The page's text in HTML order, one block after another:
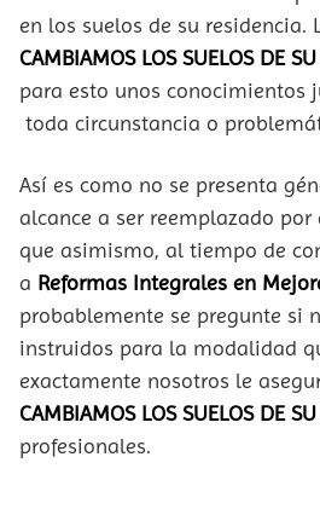
en los suelos de su residencia.
CAMBIAMOS LOS SUELOS DE
para esto unos conocimientos
toda circunstancia o
Así es como no se presenta
alcance a ser reemplazado
que asimismo, al tiempo de
a Reformas Integrales en
probablemente se pregunte si
instruidos para la modalidad
exactamente nosotros le
CAMBIAMOS LOS SUELOS DE
profesionales.